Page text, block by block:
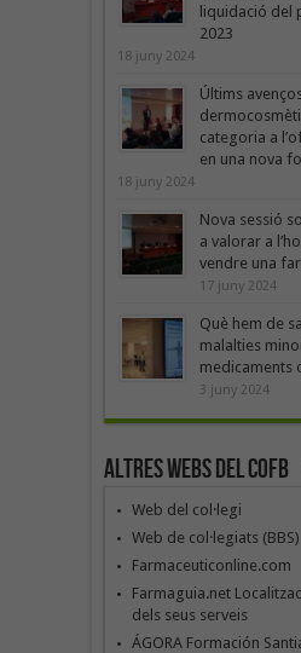
liquidació del
2023
18 juny 2024
Últims
categoria a
en una nova
18 juny 2024
Nova sessió
a valorar a
vendre una
17 juny 2024
Què hem de
malalties
medicaments
3 juny 2024
Altres webs del COFB
Web del col·legi
Web de col·legiats (BBS)
Farmaceuticonline.com
Farmaguia.net
dels seus serveis
ÁGORA Formación